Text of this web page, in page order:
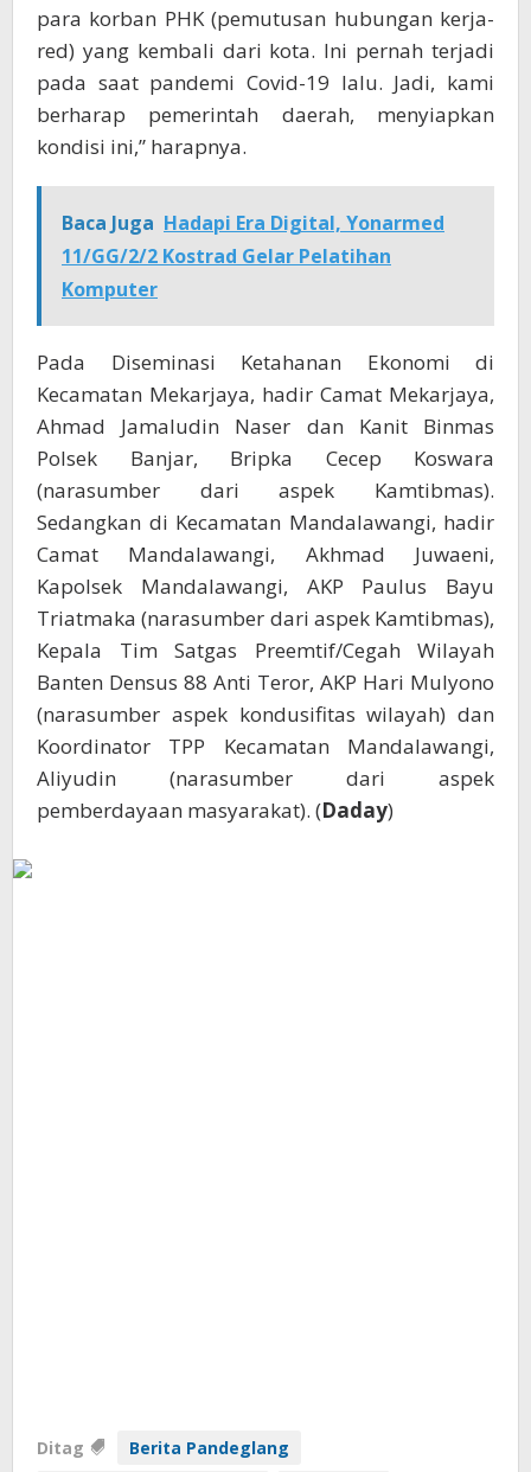
para korban PHK (pemutusan hubungan kerja-
red) yang kembali dari kota. Ini pernah terjadi
pada saat pandemi Covid-19 lalu. Jadi, kami
berharap pemerintah daerah, menyiapkan
kondisi ini,” harapnya.
Baca Juga Hadapi Era Digital, Yonarmed
11/GG/2/2 Kostrad Gelar Pelatihan
Komputer
Pada Diseminasi Ketahanan Ekonomi di
Kecamatan Mekarjaya, hadir Camat Mekarjaya,
Ahmad Jamaludin Naser dan Kanit Binmas
Polsek Banjar, Bripka Cecep Koswara
(narasumber dari aspek Kamtibmas).
Sedangkan di Kecamatan Mandalawangi, hadir
Camat Mandalawangi, Akhmad Juwaeni,
Kapolsek Mandalawangi, AKP Paulus Bayu
Triatmaka (narasumber dari aspek Kamtibmas),
Kepala Tim Satgas Preemtif/Cegah Wilayah
Banten Densus 88 Anti Teror, AKP Hari Mulyono
(narasumber aspek kondusifitas wilayah) dan
Koordinator TPP Kecamatan Mandalawangi,
Aliyudin (narasumber dari aspek
pemberdayaan masyarakat). (Daday)
Ditag
Berita Pandeglang